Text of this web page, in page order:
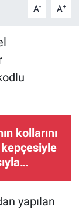
A- A+
kollarını
yapılan